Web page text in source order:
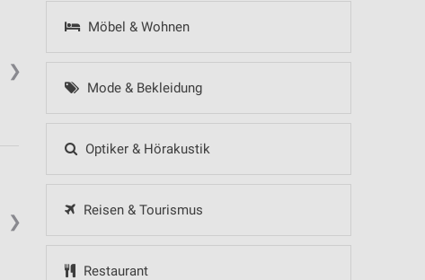
Möbel & Wohnen
Mode & Bekleidung
Optiker & Hörakustik
Reisen & Tourismus
Restaurant
❯
❯